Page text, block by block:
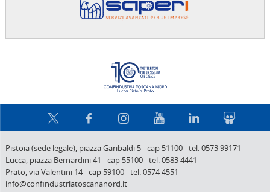
Pistoia (sede legale), piazza Garibaldi 5-cap 51100-tel. 0573 99171
Lucca, piazza Bernardini 41 -cap 55100-tel. 0583 4441
Prato,via Valentini 14-cap 59100-tel. 0574 4551
info@confindustriatoscananord.it